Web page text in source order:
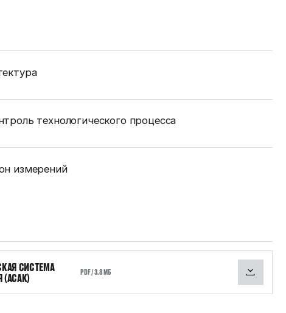
технологического процесса
измерений
СИСТЕМА
(АСАК)
PDF / 3.8 МБ